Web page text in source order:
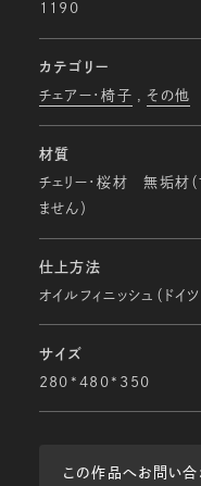
1190
カテゴリー
チェアー・椅子 その他
材質
チェリー・桜材 無垢材
ません）
仕上方法
オイルフィニッシュ（ドイ
サイズ
280*480*350
この作品へお問い合